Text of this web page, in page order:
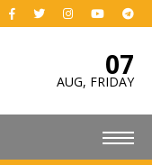
07
AUG, FRIDAY